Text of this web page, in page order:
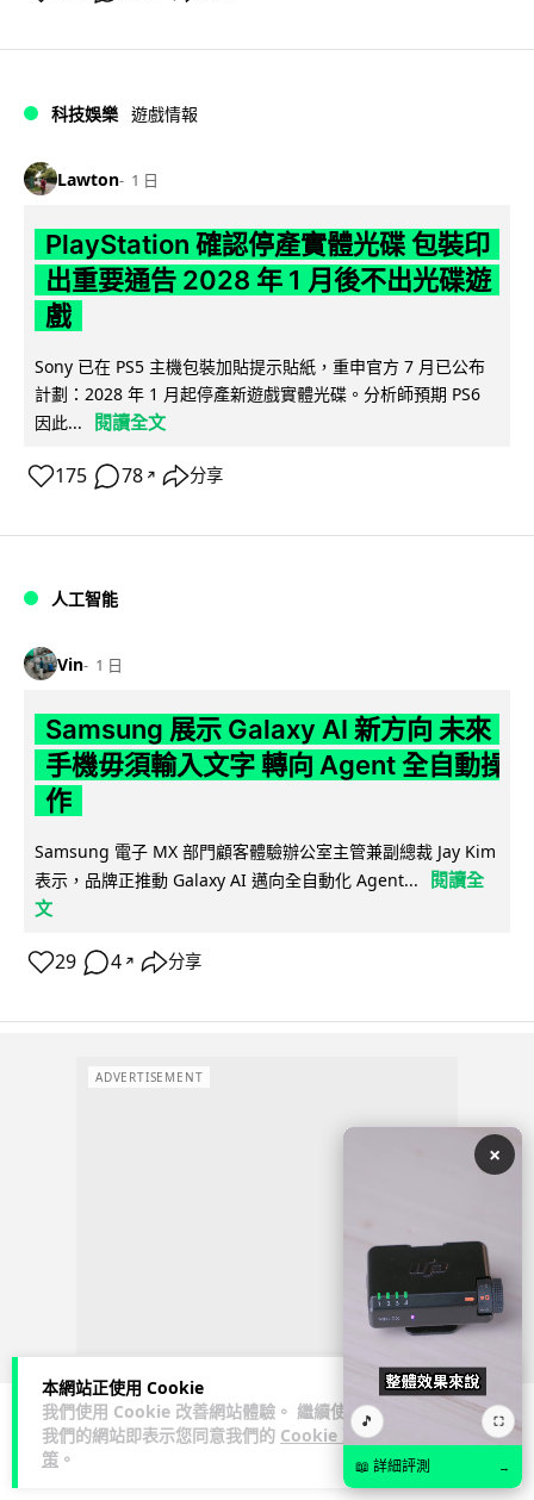
本網站正使用 Cookie
我們使用 Cookie 改善網站體驗。 繼續使用
我們的網站即表示您同意我們的 Cookie 政
策 。
科技娛樂 遊戲情報
Lawton 1 日
PlayStation 確認停產實體光碟 包裝印
出重要通告 2028 年 1 月後不出光碟遊
戲
Sony 已在 PS5 主機包裝加貼提示貼紙，重申官方 7 月已公布
計劃：2028 年 1 月起停產新遊戲實體光碟。分析師預期 PS6
因此...
閱讀全文
175 78 ↗ 分享
人工智能
Vin 1 日
Samsung 展示 Galaxy AI 新方向 未來
手機毋須輸入文字 轉向 Agent 全自動操
作
Samsung 電子 MX 部門顧客體驗辦公室主管兼副總裁 Jay Kim
表示，品牌正推動 Galaxy AI 邁向全自動化 Agent...
閱讀全
文
29 4 ↗ 分享
ADVERTISEMENT
科技娛樂
×
🎵 ⛶
📖 詳細評測 →